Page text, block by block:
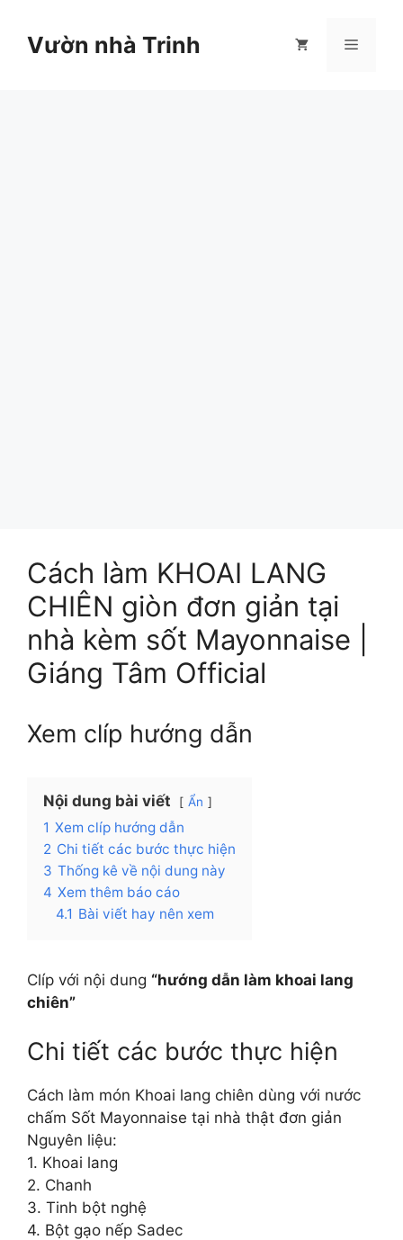
Vườn nhà Trinh Menu
Cách làm KHOAI LANG
CHIÊN giòn đơn giản tại
nhà kèm sốt Mayonnaise |
Giáng Tâm Official
Xem clíp hướng dẫn
Nội dung bài viết Ẩn
1 Xem clíp hướng dẫn
2 Chi tiết các bước thực hiện
3 Thống kê về nội dung này
4 Xem thêm báo cáo
4.1 Bài viết hay nên xem
Clíp với nội dung “hướng dẫn làm khoai lang
chiên”
Chi tiết các bước thực hiện
Cách làm món Khoai lang chiên dùng với nước
chấm Sốt Mayonnaise tại nhà thật đơn giản
Nguyên liệu:
1. Khoai lang
2. Chanh
3. Tinh bột nghệ
4. Bột gạo nếp Sadec